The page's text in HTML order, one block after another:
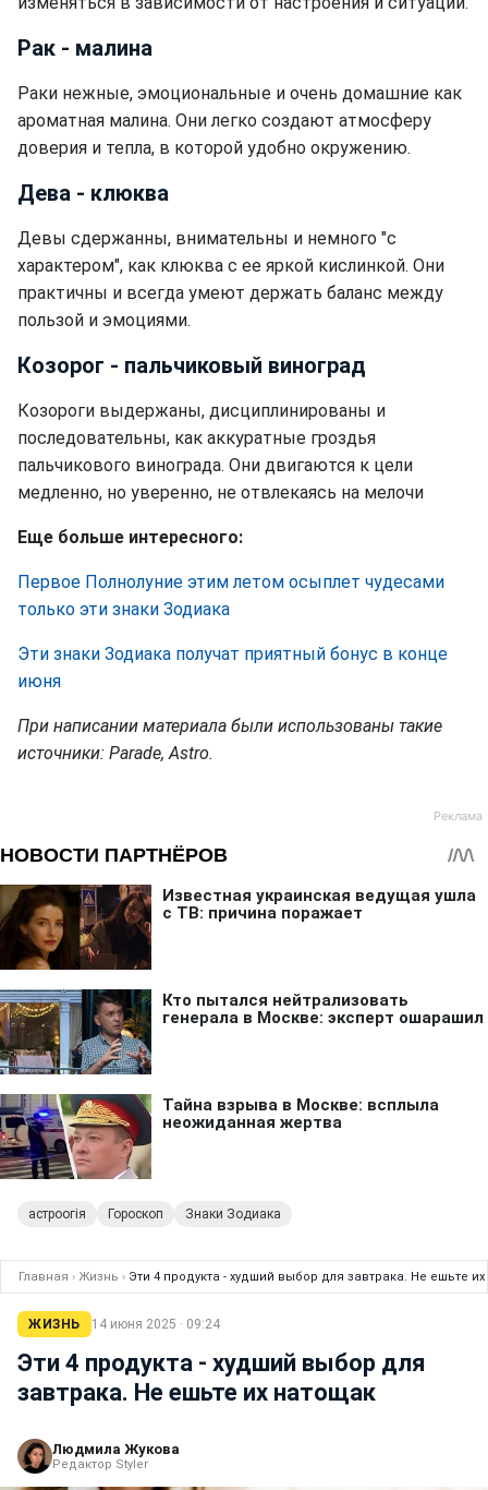
Рак - малина
Раки нежные, эмоциональные и очень домашние как
ароматная малина. Они легко создают атмосферу
доверия и тепла, в которой удобно окружению.
Дева - клюква
Девы сдержанны, внимательны и немного "с
характером", как клюква с ее яркой кислинкой. Они
практичны и всегда умеют держать баланс между
пользой и эмоциями.
Козорог - пальчиковый виноград
Козороги выдержаны, дисциплинированы и
последовательны, как аккуратные гроздья
пальчикового винограда. Они двигаются к цели
медленно, но уверенно, не отвлекаясь на мелочи
Еще больше интересного:
Первое Полнолуние этим летом осыплет чудесами
только эти знаки Зодиака
Эти знаки Зодиака получат приятный бонус в конце
июня
При написании материала были использованы такие
источники: Parade, Astro.
астроогія Гороскоп Знаки Зодиака
Главная › Жизнь › Эти 4 продукта - худший выбор для завтрака. Не ешьте
ЖИЗНЬ 14 июня 2025 · 09:24
Эти 4 продукта - худший выбор для
завтрака. Не ешьте их натощак
Людмила Жукова
Редактор Styler